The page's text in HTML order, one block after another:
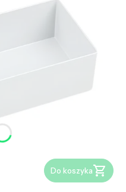
Do koszyka